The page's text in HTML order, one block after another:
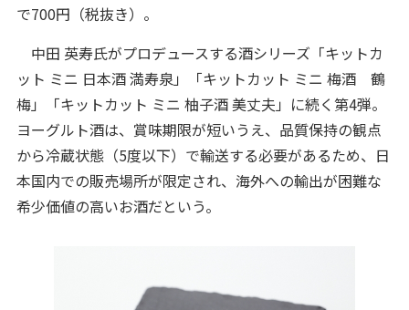
で700円（税抜き）。
中田 英寿氏がプロデュースする酒シリーズ「キットカ
ット ミニ 日本酒 満寿泉」「キットカット ミニ 梅酒 鶴
梅」「キットカット ミニ 柚子酒 美丈夫」に続く第4弾。
ヨーグルト酒は、賞味期限が短いうえ、品質保持の観点
から冷蔵状態（5度以下）で輸送する必要があるため、日
本国内での販売場所が限定され、海外への輸出が困難な
希少価値の高いお酒だという。